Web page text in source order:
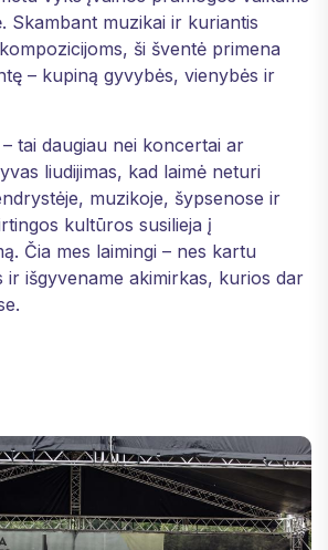
Skambant muzikai ir kuriantis
ši šventė primena
– kupiną gyvybės, vienybės ir
– tai daugiau nei koncertai ar
liudijimas, kad laimė neturi
muzikoje, šypsenose ir
kultūros susilieja į
Čia mes laimingi – nes kartu
ir išgyvename akimirkas, kurios dar